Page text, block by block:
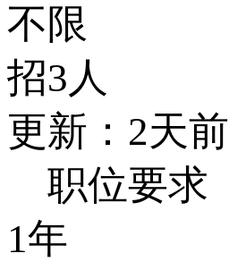
不限
招3人
更新：2天前
职位要求
1年